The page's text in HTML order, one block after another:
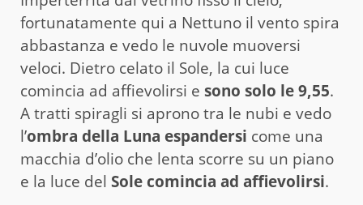
fortunatamente qui a Nettuno il vento spira
abbastanza e vedo le nuvole muoversi
veloci. Dietro celato il Sole, la cui luce
comincia ad affievolirsi e sono solo le 9,55.
A tratti spiragli si aprono tra le nubi e vedo
l’ombra della Luna espandersi come una
macchia d’olio che lenta scorre su un piano
e la luce del Sole comincia ad affievolirsi.